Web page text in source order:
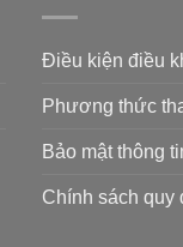
Điều kiện điều
Phương thức
Bảo mật thông
Chính sách quy